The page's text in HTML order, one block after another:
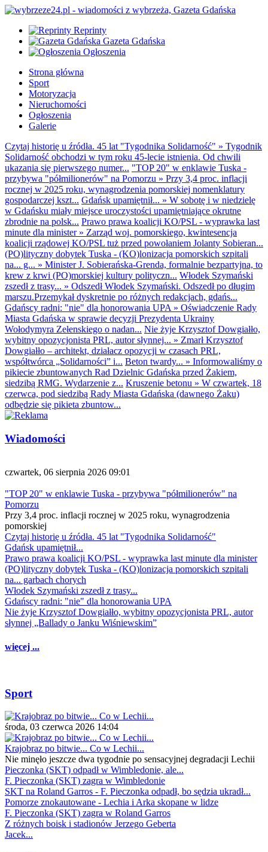
Reprinty
Gazeta Gdańska
Ogłoszenia
Strona główna
Sport
Motoryzacja
Nieruchomości
Ogłoszenia
Galerie
Czytaj historię u źródła. 45 lat "Tygodnika Solidarność" » Tygodnik
Solidarność obchodzi w tym roku 45-lecie istnienia. Od chwili
ukazania się pierwszego numer... "TOP 20" w enklawie Tuska -
przybywa "półmilionerów" na Pomorzu » Przy 3,4 proc. inflacji
rocznej w 2025 roku, wynagrodzenia pomorskiej nomenklatury
gospodarczej kszt... Gdańsk upamiętnił... » W sobotę i w niedzielę
w Gdańsku miały miejsce uroczystości upamiętniające okrutne
zbrodnie na polsk... Prawo prawa koalicji KO/PSL - wyprawka last
minute dla minister» Zarząd woj. pomorskiego, kwintesencja
koalicji rządowej KO/PSL tuż przed powołaniem Jolanty Sobieran...
(PO)lityczny dobytek Tuska - (KO)lonizacja pomorskich szpitali
na... g... » Minister J. Sobierańska-Grenda, formalnie bezpartyjna, to
krew z krwi (PO)morskiej kultury polityczn... Włodek Szymański
zszedł z trasy... » Odszedł Włodek Szymański. Odszedł po długim
marszu.Przemykał dyskretnie po różnych redakcjach, gdańs...
Gdańscy radni: "nie" dla honorowania UPA » Oświadczenie Rady
Miasta Gdańska w sprawie decyzji Prezydenta Ukrainy
Wołodymyra Zełenskiego o nadan... Nie żyje Krzysztof Dowgiałło,
wybitny opozycjonista PRL, autor słynnej... » Zmarł Krzysztof
Dowgiałło – architekt, działacz opozycji w czasach PRL,
współtwórca „Solidarności” i... Beton twardy... » Informowaliśmy o
pikiecie zbuntowanych Rad Dzielnic Gdańska przed Żakiem,
siedzibą RMG. Wydarzenie z... Kruszenie betonu » W czwartek, 18
czerwca, pod siedzibą Rady Miasta Gdańska (dawnego Żaku)
odbędzie się pikieta zbuntow...
Wiadomości
czwartek, 06 sierpnia 2026 09:01
"TOP 20" w enklawie Tuska - przybywa "półmilionerów" na
Pomorzu
Przy 3,4 proc. inflacji rocznej w 2025 roku, wynagrodzenia
pomorskiej
Czytaj historię u źródła. 45 lat "Tygodnika Solidarność"
Gdańsk upamiętnił...
Prawo prawa koalicji KO/PSL - wyprawka last minute dla minister
(PO)lityczny dobytek Tuska - (KO)lonizacja pomorskich szpitali
na... garbach chorych
Włodek Szymański zszedł z trasy...
Gdańscy radni: "nie" dla honorowania UPA
Nie żyje Krzysztof Dowgiałło, wybitny opozycjonista PRL, autor
słynnej „Ballady o Janku Wiśniewskim”
więcej ...
Sport
środa, 03 czerwca 2026 14:04
Krajobraz po bitwie... Co w Lechii...
Nie minęło jeszcze dwa tygodnie po sensacyjnej degradacji Lechii
Pieczonka (SKT) odpadł w Wimbledonie, ale...
F. Pieczonka (SKT) zagra w Wimbledonie
SKT na Roland Garros - F. Pieczonka odpadł, bo sędzia ukradł...
Pomorze znokautowane - Lechia i Arka skopane w lidze
F. Pieczonka (SKT) zagra w Roland Garros
Z różnych boisk i stadionów Jerzego Geberta
Jacek...